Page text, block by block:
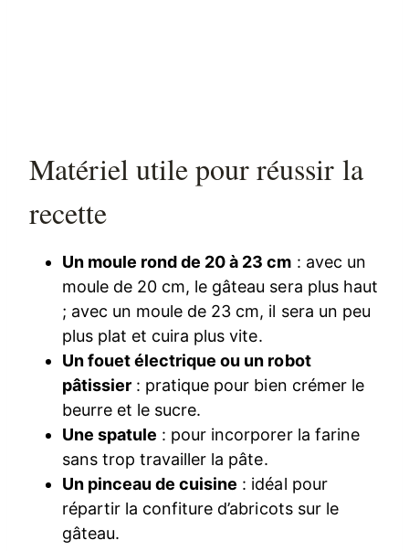
Matériel utile pour réussir la
recette
Un moule rond de 20 à 23 cm : avec un
moule de 20 cm, le gâteau sera plus haut
; avec un moule de 23 cm, il sera un peu
plus plat et cuira plus vite.
Un fouet électrique ou un robot
pâtissier : pratique pour bien crémer le
beurre et le sucre.
Une spatule : pour incorporer la farine
sans trop travailler la pâte.
Un pinceau de cuisine : idéal pour
répartir la confiture d’abricots sur le
gâteau.